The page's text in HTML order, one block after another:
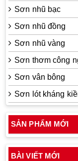
Sơn nhũ bạc
Sơn nhũ đồng
Sơn nhũ vàng
Sơn thơm công
Sơn vân bông
Sơn lót kháng
SẢN PHẨM MỚI
BÀI VIẾT MỚI